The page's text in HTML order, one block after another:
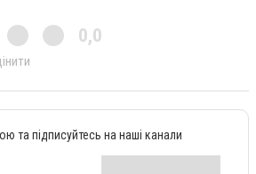
0,0
та підписуйтесь на наші канали